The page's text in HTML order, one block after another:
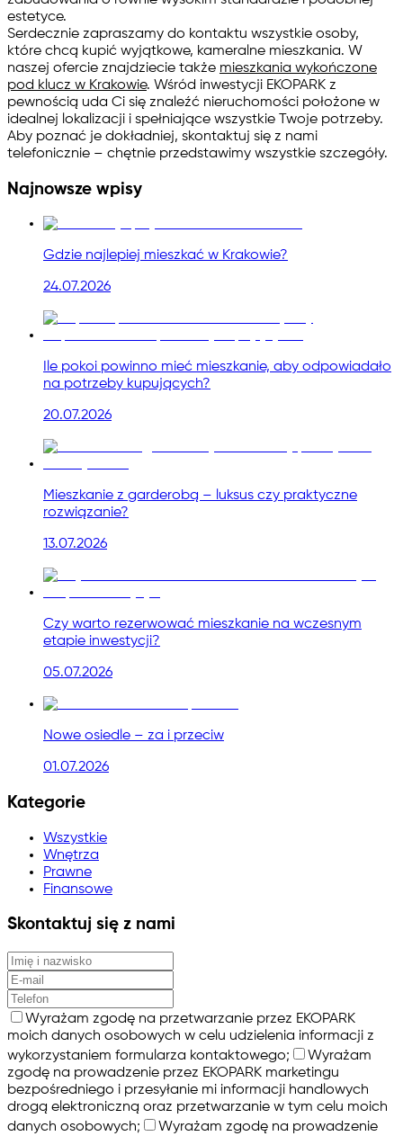
estetyce.
Serdecznie zapraszamy do kontaktu wszystkie osoby,
które chcą kupić wyjątkowe, kameralne mieszkania. W
naszej ofercie znajdziecie także mieszkania wykończone
pod klucz w Krakowie. Wśród inwestycji EKOPARK z
pewnością uda Ci się znaleźć nieruchomości położone w
idealnej lokalizacji i spełniające wszystkie Twoje potrzeby.
Aby poznać je dokładniej, skontaktuj się z nami
telefonicznie – chętnie przedstawimy wszystkie szczegóły.
Najnowsze wpisy
Gdzie najlepiej mieszkać w Krakowie?
24.07.2026
Ile pokoi powinno mieć mieszkanie, aby odpowiadało
na potrzeby kupujących?
20.07.2026
Mieszkanie z garderobą – luksus czy praktyczne
rozwiązanie?
13.07.2026
Czy warto rezerwować mieszkanie na wczesnym
etapie inwestycji?
05.07.2026
Nowe osiedle – za i przeciw
01.07.2026
Kategorie
Wszystkie
Wnętrza
Prawne
Finansowe
Skontaktuj się z nami
Wyrażam zgodę na przetwarzanie przez EKOPARK
moich danych osobowych w celu udzielenia informacji z
wykorzystaniem formularza kontaktowego;
Wyrażam
zgodę na prowadzenie przez EKOPARK marketingu
bezpośredniego i przesyłanie mi informacji handlowych
drogą elektroniczną oraz przetwarzanie w tym celu moich
danych osobowych;
Wyrażam zgodę na prowadzenie